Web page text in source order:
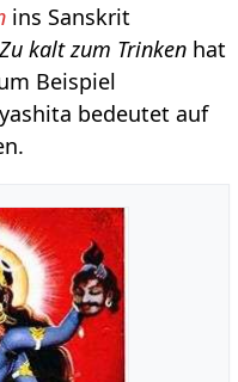
ins Sanskrit
Zu kalt zum Trinken hat
Beispiel
bedeutet auf